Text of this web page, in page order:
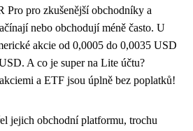
Pro pro zkušenější obchodníky a
nebo obchodují méně často. U
akcie od 0,0005 do 0,0035 USD
A co je super na Lite účtu?
a ETF jsou úplně bez poplatků!
jejich obchodní platformu, trochu